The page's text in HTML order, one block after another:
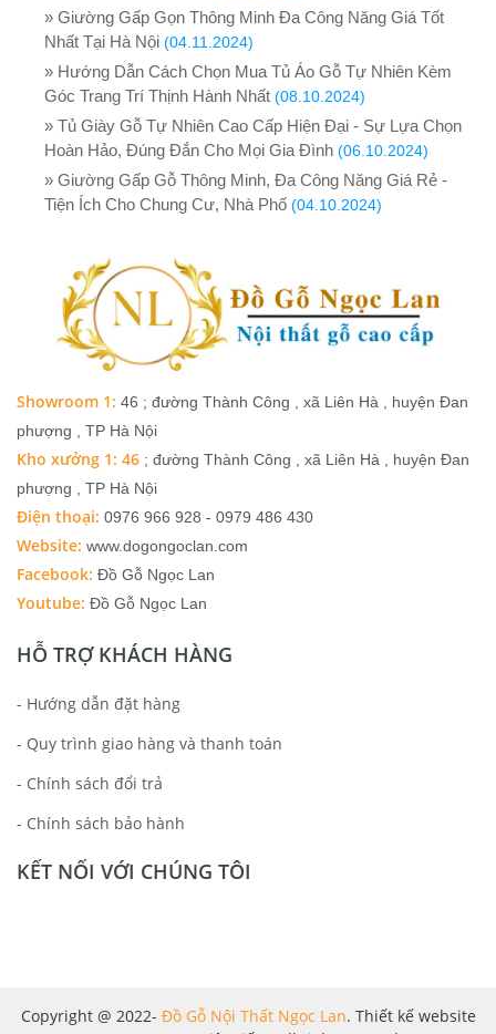
» Giường Gấp Gọn Thông Minh Đa Công Năng Giá Tốt
Nhất Tại Hà Nội (04.11.2024)
» Hướng Dẫn Cách Chọn Mua Tủ Áo Gỗ Tự Nhiên Kèm
Góc Trang Trí Thịnh Hành Nhất (08.10.2024)
» Tủ Giày Gỗ Tự Nhiên Cao Cấp Hiện Đại - Sự Lựa Chọn
Hoàn Hảo, Đúng Đắn Cho Mọi Gia Đình (06.10.2024)
» Giường Gấp Gỗ Thông Minh, Đa Công Năng Giá Rẻ -
Tiện Ích Cho Chung Cư, Nhà Phố (04.10.2024)
Showroom 1: 46 ; đường Thành Công , xã Liên Hà , huyện Đan
phượng , TP Hà Nội
Kho xưởng 1: 46 ; đường Thành Công , xã Liên Hà , huyện Đan
phượng , TP Hà Nội
Điện thoại: 0976 966 928 - 0979 486 430
Website: www.dogongoclan.com
Facebook: Đồ Gỗ Ngọc Lan
Youtube: Đồ Gỗ Ngọc Lan
HỖ TRỢ KHÁCH HÀNG
- Hướng dẫn đặt hàng
- Quy trình giao hàng và thanh toán
- Chính sách đổi trả
- Chính sách bảo hành
KẾT NỐI VỚI CHÚNG TÔI
Copyright @ 2022- Đồ Gỗ Nội Thất Ngọc Lan. Thiết kế website